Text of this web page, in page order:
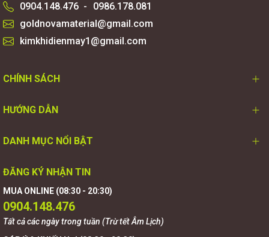
0904.148.476 -
0986.178.081
goldnovamaterial@gmail.com
kimkhidienmay1@gmail.com
CHÍNH SÁCH
HƯỚNG DẪN
DANH MỤC NỔI BẬT
ĐĂNG KÝ NHẬN TIN
MUA ONLINE (08:30 - 20:30)
0904.148.476
Tất cả các ngày trong tuần (Trừ tết Âm Lịch)